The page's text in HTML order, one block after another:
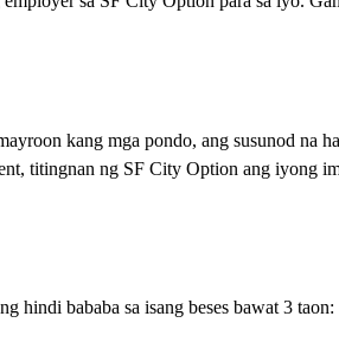
kang mga pondo, ang susunod na
titingnan ng SF City Option ang iyong
hindi bababa sa isang beses bawat 3 taon: